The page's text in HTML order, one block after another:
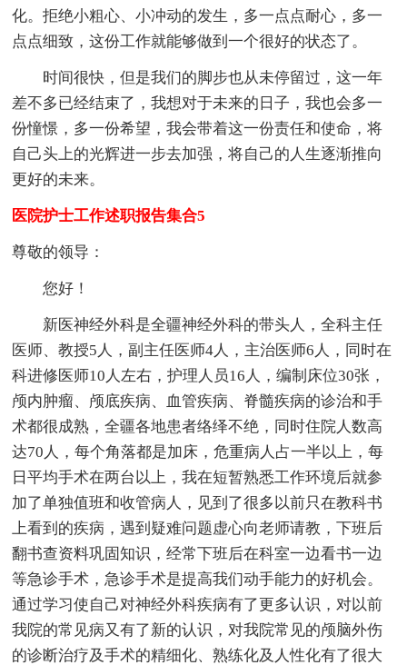
化。拒绝小粗心、小冲动的发生，多一点点耐心，多一
点点细致，这份工作就能够做到一个很好的状态了。
时间很快，但是我们的脚步也从未停留过，这一年
差不多已经结束了，我想对于未来的日子，我也会多一
份憧憬，多一份希望，我会带着这一份责任和使命，将
自己头上的光辉进一步去加强，将自己的人生逐渐推向
更好的未来。
医院护士工作述职报告集合5
尊敬的领导：
您好！
新医神经外科是全疆神经外科的带头人，全科主任
医师、教授5人，副主任医师4人，主治医师6人，同时在
科进修医师10人左右，护理人员16人，编制床位30张，
颅内肿瘤、颅底疾病、血管疾病、脊髓疾病的诊治和手
术都很成熟，全疆各地患者络绎不绝，同时住院人数高
达70人，每个角落都是加床，危重病人占一半以上，每
日平均手术在两台以上，我在短暂熟悉工作环境后就参
加了单独值班和收管病人，见到了很多以前只在教科书
上看到的疾病，遇到疑难问题虚心向老师请教，下班后
翻书查资料巩固知识，经常下班后在科室一边看书一边
等急诊手术，急诊手术是提高我们动手能力的好机会。
通过学习使自己对神经外科疾病有了更多认识，对以前
我院的常见病又有了新的认识，对我院常见的颅脑外伤
的诊断治疗及手术的精细化、熟练化及人性化有了很大